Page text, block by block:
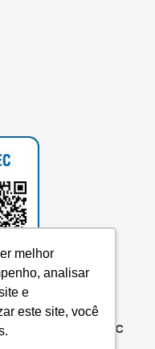
melhor
analisar
e
este site, você
no e-MEC